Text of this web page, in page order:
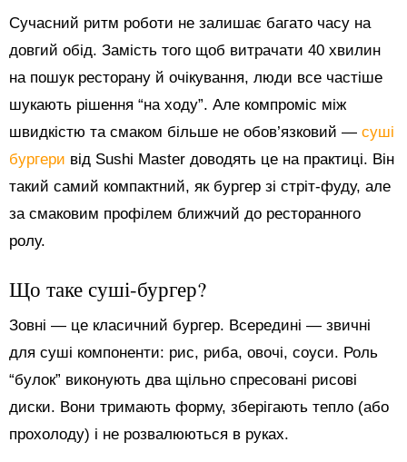
Сучасний ритм роботи не залишає багато часу на
довгий обід. Замість того щоб витрачати 40 хвилин
на пошук ресторану й очікування, люди все частіше
шукають рішення “на ходу”. Але компроміс між
швидкістю та смаком більше не обов’язковий — суші
бургери від Sushi Master доводять це на практиці. Він
такий самий компактний, як бургер зі стріт-фуду, але
за смаковим профілем ближчий до ресторанного
ролу.
Що таке суші-бургер?
Зовні — це класичний бургер. Всередині — звичні
для суші компоненти: рис, риба, овочі, соуси. Роль
“булок” виконують два щільно спресовані рисові
диски. Вони тримають форму, зберігають тепло (або
прохолоду) і не розвалюються в руках.